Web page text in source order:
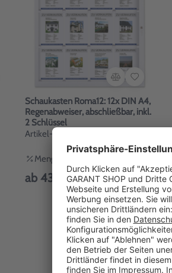
Schaukasten Roma12: 12x DIN A4,
Regenabweiser, abschließbar, inkl.
2 Schlüssel
Artikel-Nr: 5552032
Mengenstaffelpreis verfügbar
ab 435,00 €
10-15
Werktage